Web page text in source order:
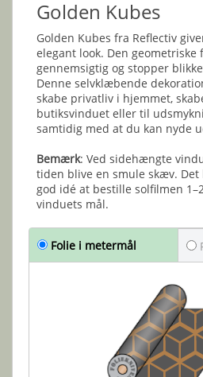
Golden Kubes
Golden Kubes fra Reflectiv
elegant look. Den
gennemsigtig og stopper
Denne selvklæbende
skabe privatliv i hjemmet,
butiksvinduet eller til
samtidig med at du kan nyde
Bemærk: Ved sidehængte
tiden blive en smule skæv.
god idé at bestille solfilmen
vinduets mål.
Folie i metermål